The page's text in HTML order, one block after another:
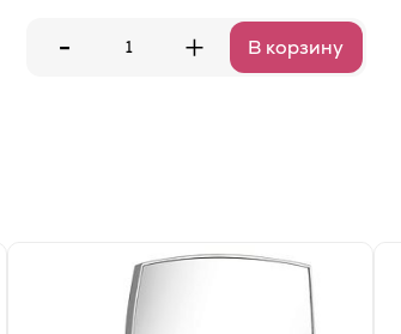
- + В корзину